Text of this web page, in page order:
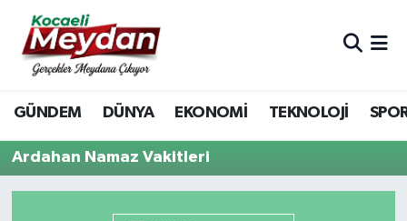
GÜNDEM DÜNYA EKONOMİ TEKNOLOJİ
Ardahan Namaz Vakitleri
Nöbetçi Eczaneler
Hava Durumu
Trafik Durumu